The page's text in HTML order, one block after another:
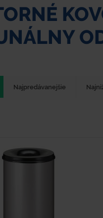
Najpredávanejšie